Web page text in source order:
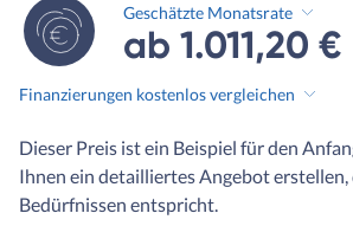
Geschätzte Monatsrate
ab 1.011,20 €
Finanzierungen kostenlos vergleichen
Dieser Preis ist ein Beispiel für den
Ihnen ein detailliertes Angebot erstellen,
Bedürfnissen entspricht.